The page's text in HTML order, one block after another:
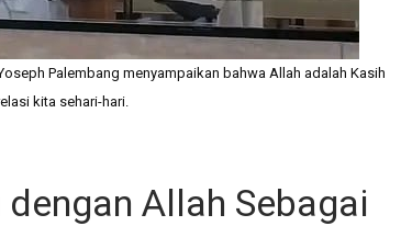
Palembang menyampaikan bahwa Allah adalah Kasih
kita sehari-hari.
Allah Sebagai